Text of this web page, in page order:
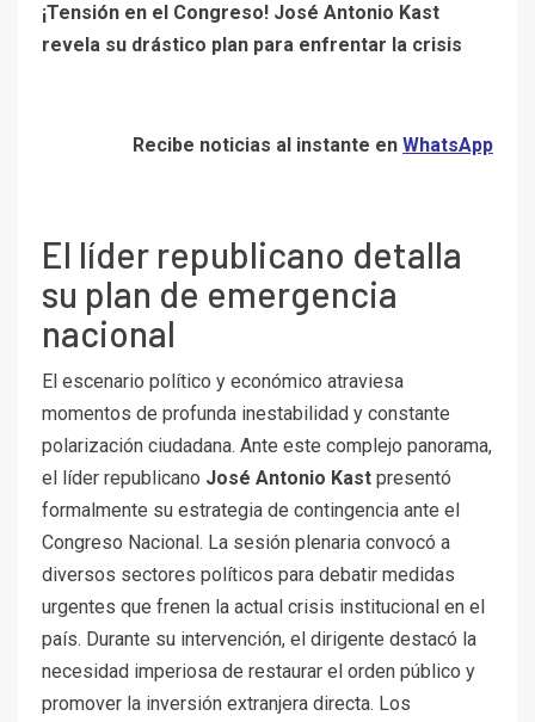
¡Tensión en el Congreso! José Antonio Kast
revela su drástico plan para enfrentar la crisis
Recibe noticias al instante en WhatsApp
El líder republicano detalla
su plan de emergencia
nacional
El escenario político y económico atraviesa
momentos de profunda inestabilidad y constante
polarización ciudadana. Ante este complejo panorama,
el líder republicano José Antonio Kast presentó
formalmente su estrategia de contingencia ante el
Congreso Nacional. La sesión plenaria convocó a
diversos sectores políticos para debatir medidas
urgentes que frenen la actual crisis institucional en el
país. Durante su intervención, el dirigente destacó la
necesidad imperiosa de restaurar el orden público y
promover la inversión extranjera directa. Los